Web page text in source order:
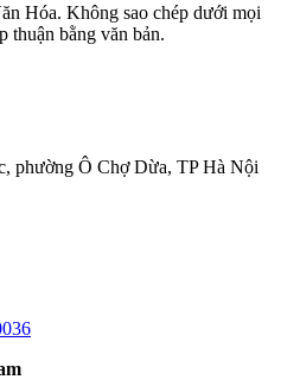
Hóa. Không sao chép dưới mọi
thuận bằng văn bản.
phường Ô Chợ Dừa, TP Hà Nội